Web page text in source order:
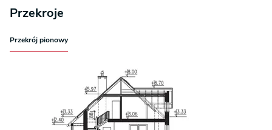
Przekroje
Przekrój pionowy